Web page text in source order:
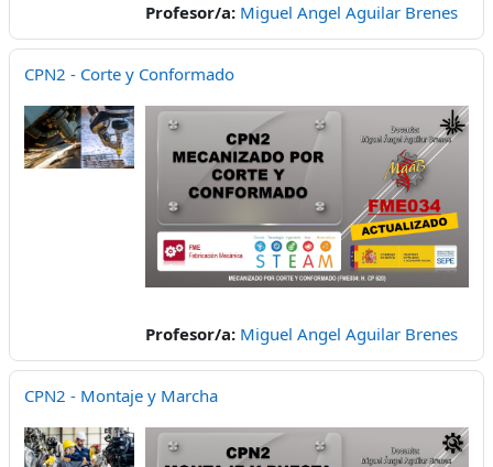
Profesor/a: Miguel Angel Aguilar Brenes
CPN2 - Corte y Conformado
Profesor/a: Miguel Angel Aguilar Brenes
CPN2 - Montaje y Marcha